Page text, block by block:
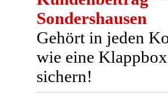
Sondershausen
Gehört in jeden
wie eine
sichern!